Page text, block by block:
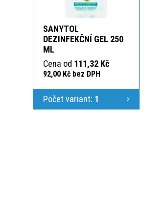
SANYTOL
DEZINFEKČNÍ GEL 250
ML
Cena od 111,32 Kč
92,00 Kč bez DPH
Počet variant: 1